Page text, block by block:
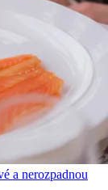
a nerozpadnou